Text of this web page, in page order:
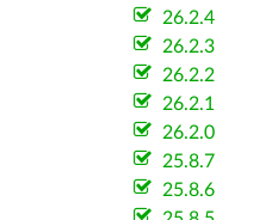
26.2.4
26.2.3
26.2.2
26.2.1
26.2.0
25.8.7
25.8.6